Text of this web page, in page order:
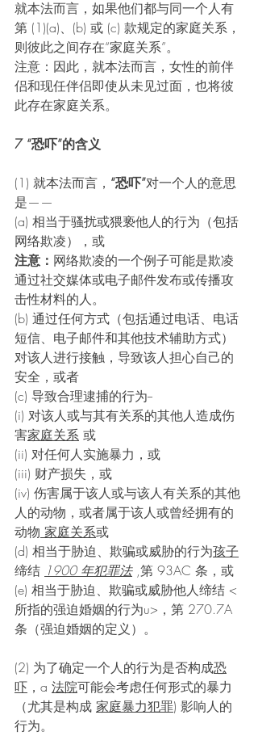
就本法而言，如果他们都与同一个人有
第 (1)(a)、(b) 或 (c) 款规定的家庭关系，
则彼此之间存在“家庭关系”。
注意：因此，就本法而言，女性的前伴
侣和现任伴侣即使从未见过面，也将彼
此存在家庭关系。
7 “恐吓”的含义
(1) 就本法而言， “恐吓”对一个人的意思
是——
(a) 相当于骚扰或猥亵他人的行为（包括
网络欺凌），或
注意： 网络欺凌的一个例子可能是欺凌
通过社交媒体或电子邮件发布或传播攻
击性材料的人。
(b) 通过任何方式（包括通过电话、电话
短信、电子邮件和其他技术辅助方式）
对该人进行接触，导致该人担心自己的
安全，或者
(c) 导致合理逮捕的行为--
(i) 对该人或与其有关系的其他人造成伤
害家庭关系 或
(ii) 对任何人实施暴力，或
(iii) 财产损失，或
(iv) 伤害属于该人或与该人有关系的其他
人的动物，或者属于该人或曾经拥有的
动物 家庭关系或
(d) 相当于胁迫、欺骗或威胁的行为孩子
缔结 1900 年犯罪法 ,第 93AC 条，或
(e) 相当于胁迫、欺骗或威胁他人缔结 <
所指的强迫婚姻的行为u> ，第 270.7A
条（强迫婚姻的定义）。
(2) 为了确定一个人的行为是否构成恐
吓 ，a 法院可能会考虑任何形式的暴力
（尤其是构成 家庭暴力犯罪) 影响人的
行为。